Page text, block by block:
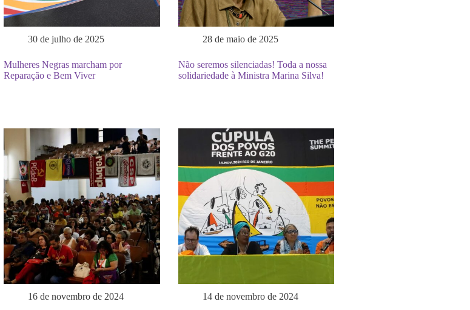
30 de julho de 2025
Mulheres Negras marcham por
Reparação e Bem Viver
28 de maio de 2025
Não seremos silenciadas! Toda a nossa
solidariedade à Ministra Marina Silva!
16 de novembro de 2024 14 de novembro de 2024